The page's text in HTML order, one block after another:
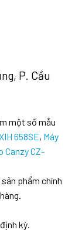
P. Cầu
một số mẫu
658SE, Máy
Canzy CZ-
sản phẩm chính
kỳ.